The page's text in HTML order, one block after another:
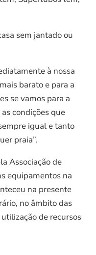
sem jantado ou
à nossa
barato e para a
se vamos para a
condições que
igual e tanto
praia”.
Associação de
equipamentos na
na presente
no âmbito das
de recursos